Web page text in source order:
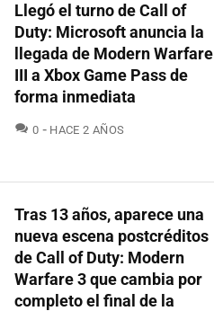
Llegó el turno de Call of
Duty: Microsoft anuncia la
llegada de Modern Warfare
III a Xbox Game Pass de
forma inmediata
0 COMENTARIOS
HACE 2 AÑOS
Tras 13 años, aparece una
nueva escena postcréditos
de Call of Duty: Modern
Warfare 3 que cambia por
completo el final de la